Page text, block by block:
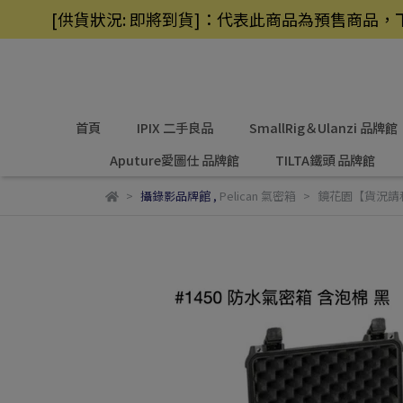
[供貨狀況: 即將到貨]：代表此商品為預售商品
首頁 IPIX 二手良品
SmallRig＆Ulanzi 品牌館
Aputure愛圖仕 品牌館
TILTA鐵頭 品牌館
攝錄影品牌館, Pelican 氣密箱 鏡花園【貨況